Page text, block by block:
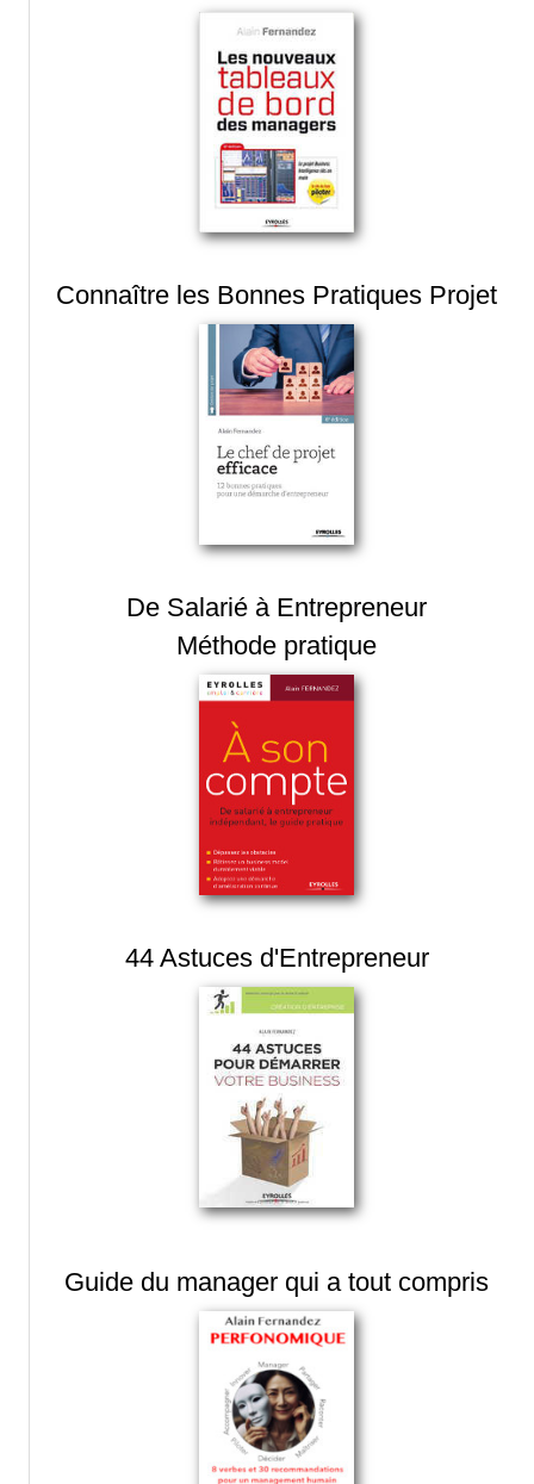
Connaître les Bonnes Pratiques Projet
De Salarié à Entrepreneur
Méthode pratique
44 Astuces d'Entrepreneur
Guide du manager qui a tout compris